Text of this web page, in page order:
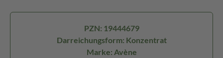
PZN: 19444679
Darreichungsform: Konzentrat
Marke: Avène